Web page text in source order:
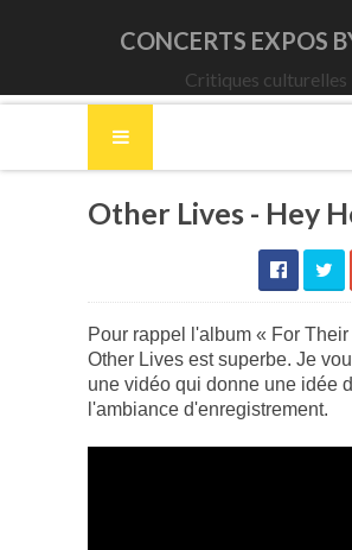
CONCERTS EXPOS
Critiques culturelles
Other Lives - Hey
Pour rappel l'album « For
Other Lives est superbe. Je
une vidéo qui donne une idée
l'ambiance d'enregistrement.